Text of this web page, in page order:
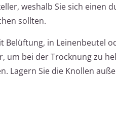
weshalb Sie sich einen
sollten.
Belüftung, in Leinenbeutel
um bei der Trocknung zu
Lagern Sie die Knollen